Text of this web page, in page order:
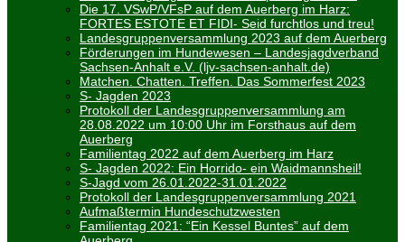
Die 17. VSwP/VFsP auf dem Auerberg im Harz:
FORTES ESTOTE ET FIDI- Seid furchtlos und treu!
Landesgruppenversammlung 2023 auf dem Auerberg
Förderungen im Hundewesen – Landesjagdverband
Sachsen-Anhalt e.V. (ljv-sachsen-anhalt.de)
Matchen. Chatten. Treffen. Das Sommerfest 2023
S- Jagden 2023
Protokoll der Landesgruppenversammlung am
28.08.2022 um 10:00 Uhr im Forsthaus auf dem
Auerberg
Familientag 2022 auf dem Auerberg im Harz
S- Jagden 2022: Ein Horrido- ein Waidmannsheil!
S-Jagd vom 26.01.2022-31.01.2022
Protokoll der Landesgruppenversammlung 2021
Aufmaßtermin Hundeschutzwesten
Familientag 2021: “Ein Kessel Buntes” auf dem